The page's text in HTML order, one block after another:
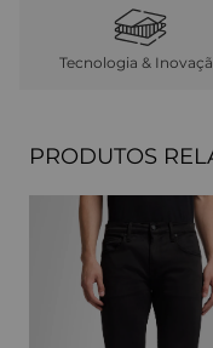
Tecnologia &
PRODUTOS